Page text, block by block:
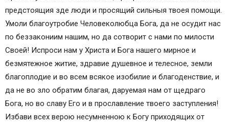
предстоящия зде люди и просящий сильныя твоея помощи.
Умоли благоутробие Человеколюбца Бога, да не осудит нас
по беззакониим нашим, но да сотворит с нами по милости
Своей! Испроси нам у Христа и Бога нашего мирное и
безмятежное житие, здравие душевное и телесное, земли
благоплодие и во всем всякое изобилие и благоденствие, и
да не во зло обратим благая, даруемая нам от щедраго
Бога, но во славу Его и в прославление твоего заступления!
Избави всех верою несумненною к Богу приходящих от